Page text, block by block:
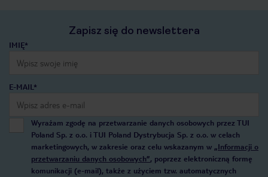
Zapisz się do newslettera
IMIĘ*
E-MAIL*
Wyrażam zgodę na przetwarzanie danych osobowych przez TUI
Poland Sp. z o.o. i TUI Poland Dystrybucja Sp. z o.o. w celach
marketingowych, w zakresie oraz celu wskazanym w „Informacji o
przetwarzaniu danych osobowych”, poprzez elektroniczną formę
komunikacji (e-mail), także z użyciem tzw. automatycznych